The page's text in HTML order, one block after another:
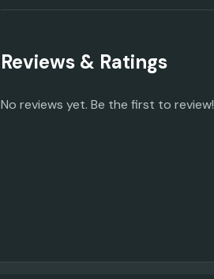
Reviews & Ratings
No reviews yet. Be the first to review!